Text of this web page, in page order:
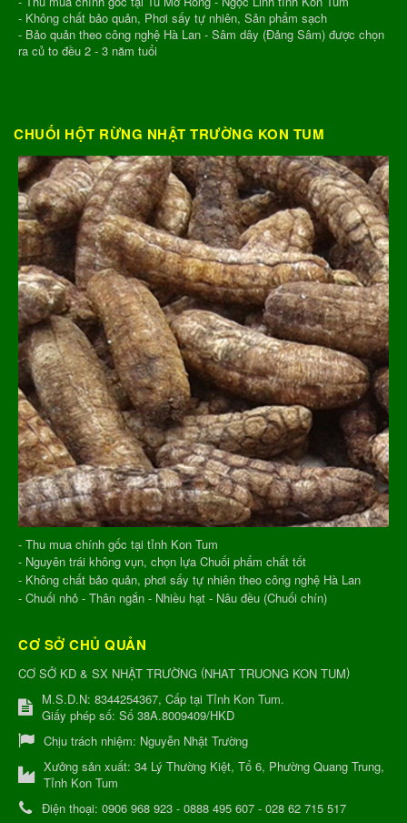
- Không chất bảo quản, Phơi sấy tự nhiên, Sản phẩm sạch
- Bảo quản theo công nghệ Hà Lan - Sâm dây (Đảng Sâm) được chọn
ra củ to đều 2 - 3 năm tuổi
CHUỐI HỘT RỪNG NHẬT TRƯỜNG KON TUM
- Thu mua chính gốc tại tỉnh Kon Tum
- Nguyên trái không vụn, chọn lựa Chuối phẩm chất tốt
- Không chất bảo quản, phơi sấy tự nhiên theo công nghệ Hà Lan
- Chuối nhỏ - Thân ngắn - Nhiều hạt - Nâu đều (Chuối chín)
CƠ SỞ CHỦ QUẢN
CƠ SỞ KD & SX NHẬT TRƯỜNG (NHAT TRUONG KON TUM)
M.S.D.N: 8344254367, Cấp tại Tỉnh Kon Tum.
Giấy phép số: Số 38A.8009409/HKD
Chịu trách nhiệm: Nguyễn Nhật Trường
Xưởng sản xuất: 34 Lý Thường Kiệt, Tổ 6, Phường Quang Trung,
Tỉnh Kon Tum
Điện thoại: 0906 968 923 - 0888 495 607 - 028 62 715 517